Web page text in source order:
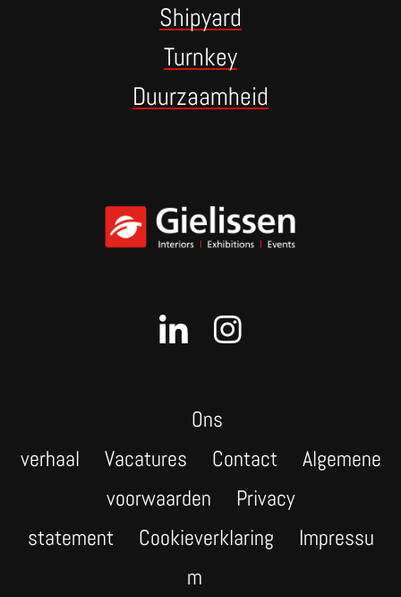
Shipyard
Turnkey
Duurzaamheid
Ons
verhaal
Vacatures Contact
Algemene
voorwaarden
Privacy
statement
Cookieverklaring
Impressu
m